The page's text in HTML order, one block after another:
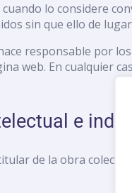
cuando lo considere
sin que ello de
hace responsable por
web. En cualquier
e
titular de la obra